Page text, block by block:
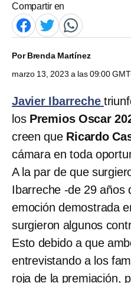
Compartir en
PorBrenda Martínez
marzo 13, 2023 a las 09:00
Javier Ibarreche
los Premios Oscar
creen que Ricardo
cámara en toda
A la par de que
Ibarreche -de 29 años
emoción demostrada
surgieron algunos
Esto debido a que
entrevistando a los
roja de la premiación,